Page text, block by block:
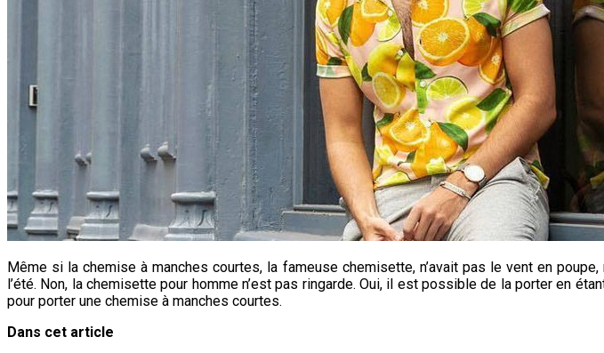
Même si la chemise à manches courtes, la fameuse chemisette, n’avait pas le vent en
l’été. Non, la chemisette pour homme n’est pas ringarde. Oui, il est possible de la porter en
pour porter une chemise à manches courtes.
Dans cet article